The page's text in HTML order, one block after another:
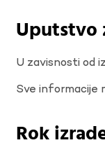
Uputstvo
U zavisnosti od
Sve informacije
Rok